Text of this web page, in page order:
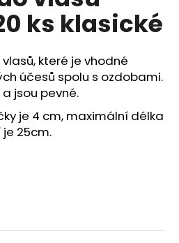
ks klasické
které je vhodné
účesů spolu s ozdobami.
jsou pevné.
je 4 cm, maximální délka
25cm.